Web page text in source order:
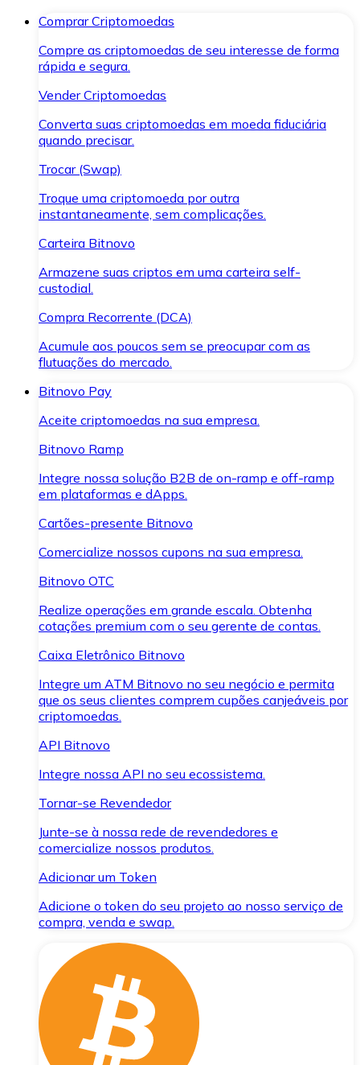
Comprar Criptomoedas
Compre as criptomoedas de seu interesse de forma
rápida e segura.
Vender Criptomoedas
Converta suas criptomoedas em moeda fiduciária
quando precisar.
Trocar (Swap)
Troque uma criptomoeda por outra
instantaneamente, sem complicações.
Carteira Bitnovo
Armazene suas criptos em uma carteira self-
custodial.
Compra Recorrente (DCA)
Acumule aos poucos sem se preocupar com as
flutuações do mercado.
Bitnovo Pay
Aceite criptomoedas na sua empresa.
Bitnovo Ramp
Integre nossa solução B2B de on-ramp e off-ramp
em plataformas e dApps.
Cartões-presente Bitnovo
Comercialize nossos cupons na sua empresa.
Bitnovo OTC
Realize operações em grande escala. Obtenha
cotações premium com o seu gerente de contas.
Caixa Eletrônico Bitnovo
Integre um ATM Bitnovo no seu negócio e permita
que os seus clientes comprem cupões canjeáveis por
criptomoedas.
API Bitnovo
Integre nossa API no seu ecossistema.
Tornar-se Revendedor
Junte-se à nossa rede de revendedores e
comercialize nossos produtos.
Adicionar um Token
Adicione o token do seu projeto ao nosso serviço de
compra, venda e swap.